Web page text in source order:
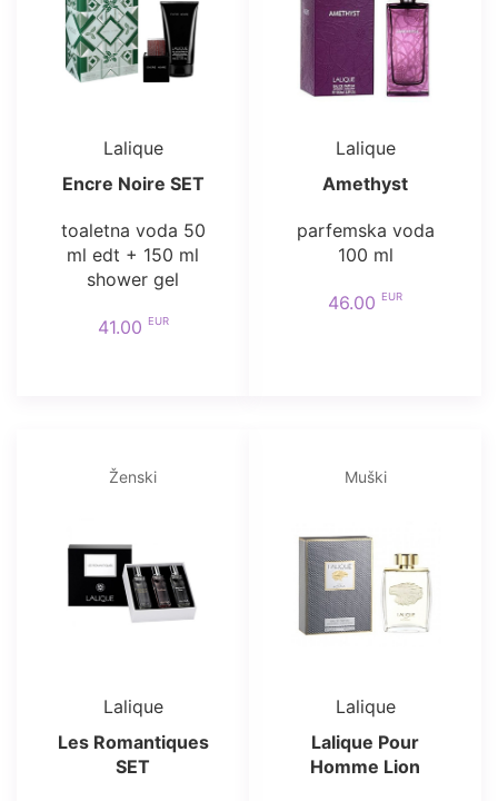
Lalique
Encre Noire SET
toaletna voda 50
ml edt + 150 ml
shower gel
41.00 EUR
Lalique
Amethyst
parfemska voda
100 ml
46.00 EUR
Ženski
Lalique
Les Romantiques
SET
Muški
Lalique
Lalique Pour
Homme Lion